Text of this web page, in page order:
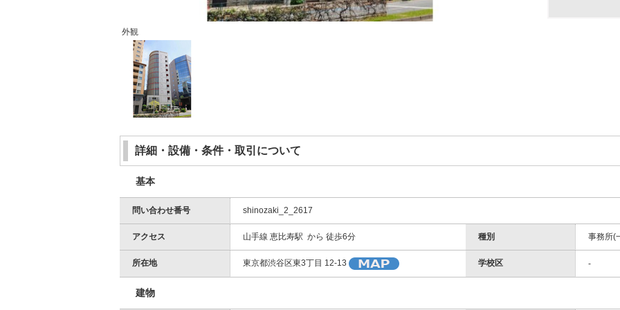
外観
詳細・設備・条件・取引について
基本
問い合わせ番号 shinozaki_2_2617
アクセス 山手線 恵比寿駅 から 徒歩6分 種別 事務所(
所在地 東京都渋谷区東3丁目 12-13 学校区 -
建物